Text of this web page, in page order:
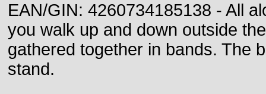
EAN/GIN: 4260734185138 - All
you walk up and down outside
gathered together in bands. The
stand.